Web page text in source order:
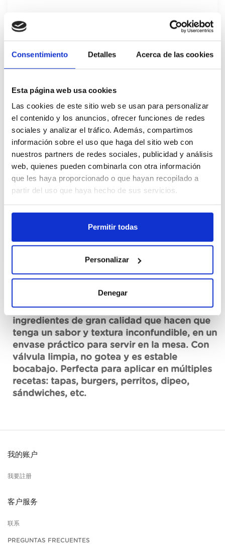
Consentimiento Detalles Acerca de las cookies
Esta página web usa cookies
Las cookies de este sitio web se usan para personalizar
el contenido y los anuncios, ofrecer funciones de redes
sociales y analizar el tráfico. Además, compartimos
información sobre el uso que haga del sitio web con
nuestros partners de redes sociales, publicidad y análisis
web, quienes pueden combinarla con otra información
que les haya proporcionado o que hayan recopilado a
partir del uso que haya hecho de sus servicios.
Permitir todas
Personalizar
Denegar
Mayonesa Bocabajo Hellmann's
Cajas
Unid.
我要註册
没有现货，要叫货
Mayonesa Hellmann's elaborada con
ingredientes de gran calidad que hacen que
tenga un sabor y textura inconfundible, en un
envase práctico para servir en la mesa. Con
válvula limpia, no gotea y es estable
bocabajo. Perfecta para aplicar en múltiples
recetas: tapas, burgers, perritos, dipeo,
sándwiches, etc.
我的账户
我要註册
客户服务
联系
PREGUNTAS FRECUENTES